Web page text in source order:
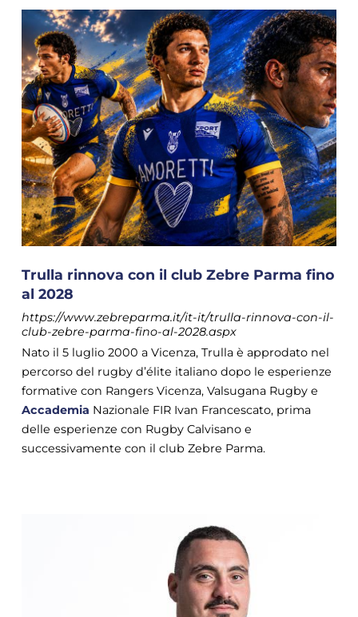
Trulla rinnova con il club Zebre Parma fino
al 2028
https://www.zebreparma.it/it-it/trulla-rinnova-con-il-
club-zebre-parma-fino-al-2028.aspx
Nato il 5 luglio 2000 a Vicenza, Trulla è approdato nel
percorso del rugby d’élite italiano dopo le esperienze
formative con Rangers Vicenza, Valsugana Rugby e
Accademia Nazionale FIR Ivan Francescato, prima
delle esperienze con Rugby Calvisano e
successivamente con il club Zebre Parma.